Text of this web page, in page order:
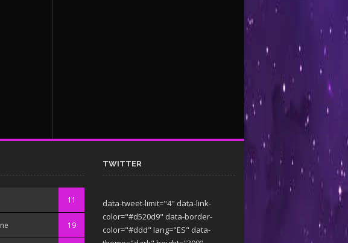
11
19
TWITTER
data-tweet-limit="4" data-link-
color="#d520d9" data-border-
color="#ddd" lang="ES" data-